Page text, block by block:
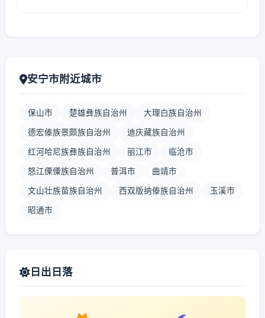
安宁市附近城市
保山市 楚雄彝族自治州 大理白族自治州
德宏傣族景颇族自治州 迪庆藏族自治州
红河哈尼族彝族自治州 丽江市 临沧市
怒江傈僳族自治州 普洱市 曲靖市
文山壮族苗族自治州 西双版纳傣族自治州 玉溪市
昭通市
日出日落